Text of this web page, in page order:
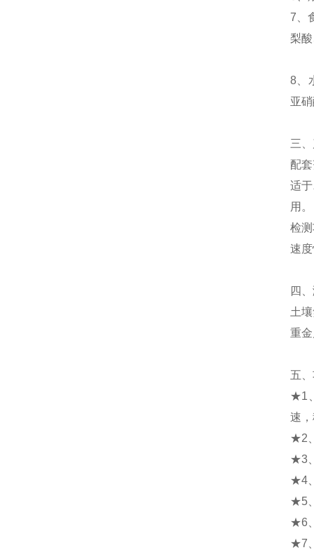
7、
梨
8、
亚
三、
配
适
用。
检
速
四
土
重
五
★1
速
★2
★3
★4
★5
★6
★7